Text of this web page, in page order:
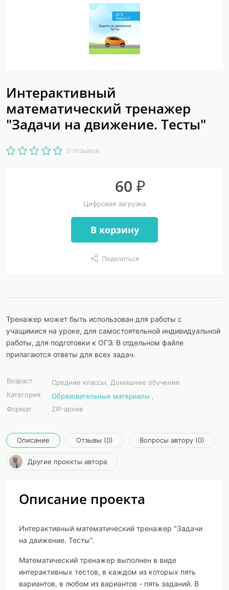
Интерактивный
математический тренажер
"Задачи на движение. Тесты"
0 отзывов
60 ₽
Цифровая загрузка
В корзину
Поделиться
Тренажер может быть использован для работы с
учащимися на уроке, для самостоятельной индивидуальной
работы, для подготовки к ОГЭ. В отдельном файле
прилагаются ответы для всех задач.
Возраст
Средние классы, Домашнее обучение
Категория
Образовательные материалы
Формат
ZIP-архив
Описание Отзывы (0) Вопросы автору (0)
Другие проекты автора
Описание проекта
Интерактивный математический тренажер "Задачи
на движение. Тесты".
Математический тренажер выполнен в виде
интерактивных тестов, в каждом из которых пять
вариантов, в любом из вариантов - пять заданий. В